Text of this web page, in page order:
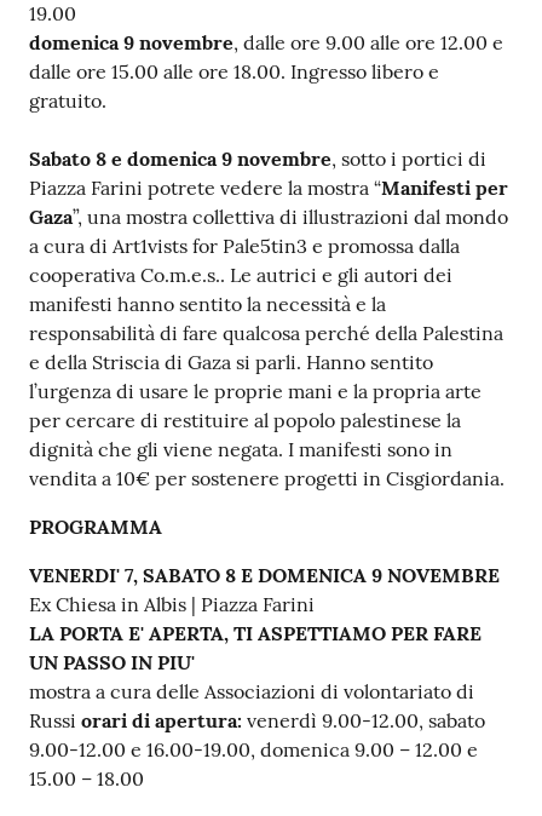
19.00
domenica 9 novembre, dalle ore 9.00 alle ore 12.00 e
dalle ore 15.00 alle ore 18.00. Ingresso libero e
gratuito.
Sabato 8 e domenica 9 novembre, sotto i portici di
Piazza Farini potrete vedere la mostra “Manifesti per
Gaza”, una mostra collettiva di illustrazioni dal mondo
a cura di Art1vists for Pale5tin3 e promossa dalla
cooperativa Co.m.e.s.. Le autrici e gli autori dei
manifesti hanno sentito la necessità e la
responsabilità di fare qualcosa perché della Palestina
e della Striscia di Gaza si parli. Hanno sentito
l’urgenza di usare le proprie mani e la propria arte
per cercare di restituire al popolo palestinese la
dignità che gli viene negata. I manifesti sono in
vendita a 10€ per sostenere progetti in Cisgiordania.
PROGRAMMA
VENERDI' 7, SABATO 8 E DOMENICA 9 NOVEMBRE
Ex Chiesa in Albis | Piazza Farini
LA PORTA E' APERTA, TI ASPETTIAMO PER FARE
UN PASSO IN PIU'
mostra a cura delle Associazioni di volontariato di
Russi orari di apertura: venerdì 9.00-12.00, sabato
9.00-12.00 e 16.00-19.00, domenica 9.00 – 12.00 e
15.00 – 18.00